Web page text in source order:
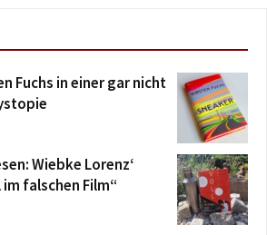
Fuchs in einer gar nicht
Wiebke Lorenz‘
falschen Film“